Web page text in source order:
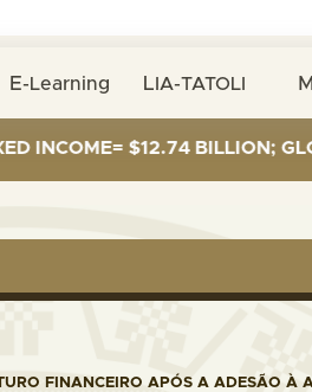
E-Learning LIA-TATOLI
$12.74 BILLION; GLOBAL
FINANCEIRO APÓS A ADESÃO À